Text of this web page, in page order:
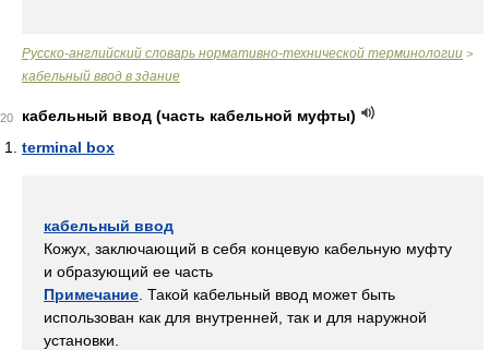
Русско-английский словарь нормативно-технической терминологии >
кабельный ввод в здание
20
кабельный ввод (часть кабельной муфты)
terminal box
кабельный ввод
Кожух, заключающий в себя концевую кабельную муфту
и образующий ее часть
Примечание . Такой кабельный ввод может быть
использован как для внутренней, так и для наружной
установки.